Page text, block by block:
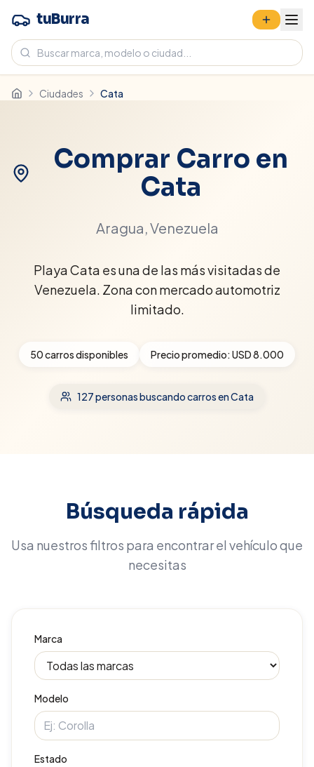
tuBurra
Ciudades Cata
Comprar Carro en
Cata
Aragua, Venezuela
Playa Cata es una de las más visitadas de
Venezuela. Zona con mercado automotriz
limitado.
50carros disponibles Precio promedio: USD 8.000
127personas buscando carrosen Cata
Búsqueda rápida
Usa nuestros filtros para encontrar el vehículo que
necesitas
Marca
Modelo
Estado